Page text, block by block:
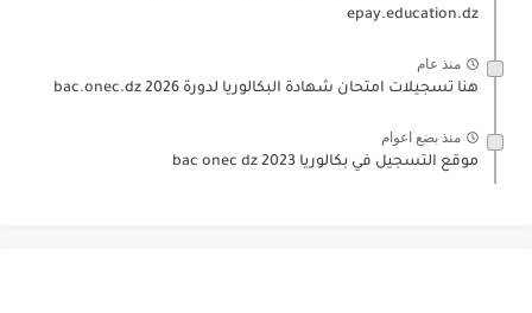
epay.education.dz
منذ عام
هنا تسجيلات امتحان شهادة البكالوريا لدورة 2026 bac.onec.dz
منذ بضع اعوام
موقع التسجيل في بكالوريا 2023 bac onec dz